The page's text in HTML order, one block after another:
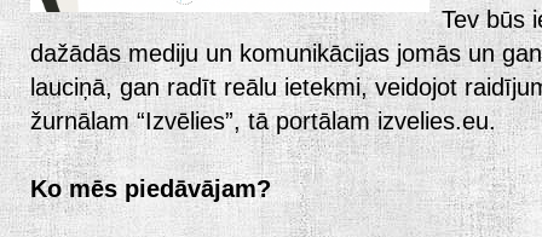
Tev būs
dažādās mediju un komunikācijas jomās un
lauciņā, gan radīt reālu ietekmi, veidojot
žurnālam “Izvēlies”, tā portālam izvelies.eu.
Ko mēs piedāvājam?